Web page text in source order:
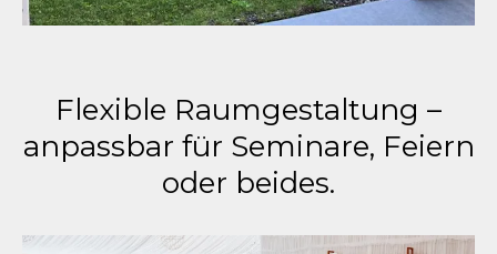
Flexible Raumgestaltung –
anpassbar für Seminare, Feiern
oder beides.